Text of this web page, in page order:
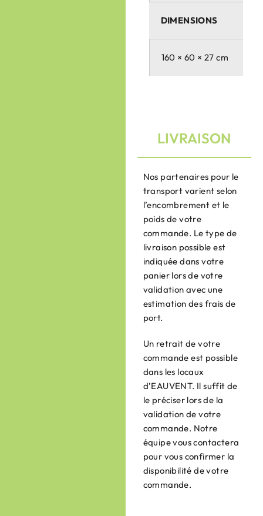
DIMENSIONS
160 × 60 × 27 cm
LIVRAISON
Nos partenaires pour le
transport varient selon
l’encombrement et le
poids de votre
commande. Le type de
livraison possible est
indiquée dans votre
panier lors de votre
validation avec une
estimation des frais de
port.
Un retrait de votre
commande est possible
dans les locaux
d’EAUVENT. Il suffit de
le préciser lors de la
validation de votre
commande. Notre
équipe vous contactera
pour vous confirmer la
disponibilité de votre
commande.